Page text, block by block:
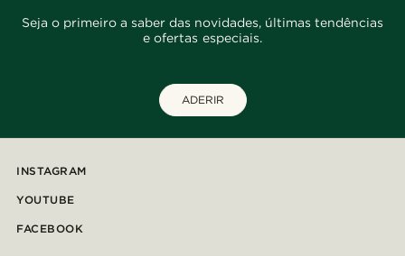
Seja o primeiro a saber das novidades, últimas tendências
e ofertas especiais.
ADERIR
INSTAGRAM
YOUTUBE
FACEBOOK